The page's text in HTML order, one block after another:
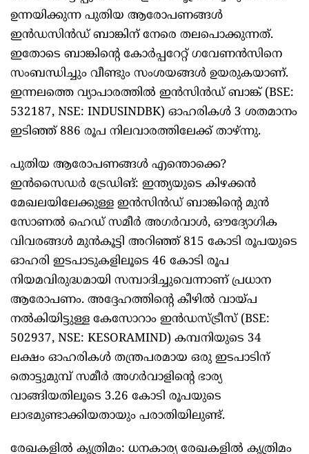
ഉന്നയിക്കുന്ന പുതിയ ആരോപണങ്ങൾ
ഇൻഡസിൻഡ് ബാങ്കിന് നേരെ തലപൊക്കുന്നത്.
ഇതോടെ ബാങ്കിന്റെ കോർപ്പറേറ്റ് ഗവേണൻസിനെ
സംബന്ധിച്ചും വീണ്ടും സംശയങ്ങൾ ഉയരുകയാണ്.
ഇന്നലത്തെ വ്യാപാരത്തിൽ ഇൻ‍സിൻഡ് ബാങ്ക് (BSE:
532187, NSE: INDUSINDBK) ഓഹരികൾ 3 ശതമാനം
ഇടിഞ്ഞ് 886 രൂപ നിലവാരത്തിലേക്ക് താഴ്ന്നു.
പുതിയ ആരോപണങ്ങൾ എന്തൊക്കെ?
ഇൻസൈഡർ ട്രേഡിങ്: ഇന്ത്യയുടെ കിഴക്കൻ
മേഖലയിലേക്കുള്ള ഇൻ‍സിൻഡ് ബാങ്കിന്റെ മുൻ
സോണൽ ഹെഡ് സമീർ അഗർവാൾ, ഔദ്യോഗിക
വിവരങ്ങൾ മുൻകൂട്ടി അറിഞ്ഞ് 815 കോടി രൂപയുടെ
ഓഹരി ഇടപാടുകളിലൂടെ 46 കോടി രൂപ
നിയമവിരുദ്ധമായി സമ്പാദിച്ചുവെന്നാണ് പ്രധാന
ആരോപണം. അദ്ദേഹത്തിന്റെ കീഴിൽ വായ്പ
നൽകിയിട്ടുള്ള കേസോറാം ഇൻഡസ്ട്രീസ് (BSE:
502937, NSE: KESORAMIND) കമ്പനിയുടെ 34
ലക്ഷം ഓഹരികൾ തന്ത്രപരമായ ഒരു ഇടപാടിന്
തൊട്ടുമുമ്പ് സമീർ അഗർവാളിന്റെ ഭാര്യ
വാങ്ങിയതിലൂടെ 3.26 കോടി രൂപയുടെ
ലാഭമുണ്ടാക്കിയതായും പരാതിയിലുണ്ട്.
രേഖകളിൽ കൃത്രിമം: ധനകാര്യ രേഖകളിൽ കൃത്രിമം